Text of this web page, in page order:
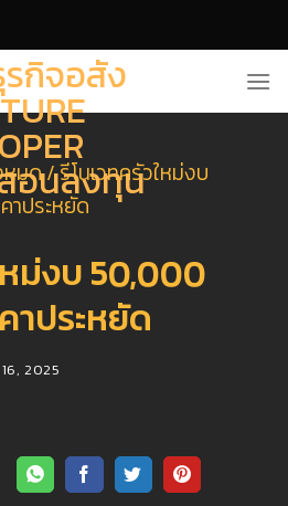
หมด/รีโนเวทครัวใหม่งบ
าประหยัด
หม่งบ 50,000
าประหยัด
2025